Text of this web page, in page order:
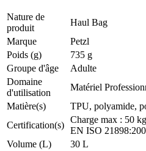
Nature de
produit
Haul Bag
Marque
Petzl
Poids (g)
735 g
Groupe d'âge
Adulte
Domaine
d'utilisation
Matériel
Matière(s)
TPU, polyamide,
Certification(s)
Charge max : 50
EN ISO
Volume (L)
30 L